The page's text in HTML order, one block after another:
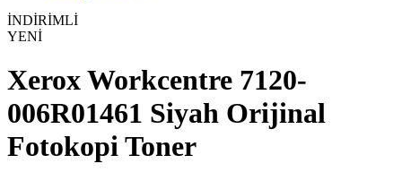
İNDİRİMLİ
YENİ
Xerox Workcentre 7120-
006R01461 Siyah Orijinal
Fotokopi Toner